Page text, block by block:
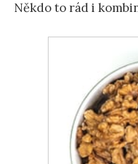
Někdo to rád i